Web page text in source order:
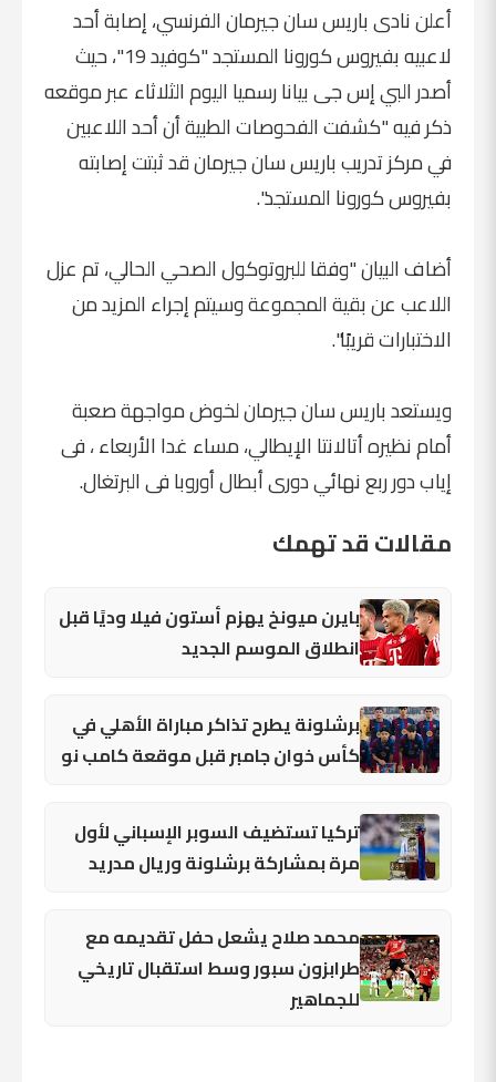
أعلن نادى باريس سان جيرمان الفرنسي، إصابة أحد
لاعبيه بفيروس كورونا المستجد "كوفيد 19"، حيث
أصدر البي إس جى بيانا رسميا اليوم الثلاثاء عبر موقعه
ذكر فيه "كشفت الفحوصات الطبية أن أحد اللاعبين
في مركز تدريب باريس سان جيرمان قد ثبتت إصابته
بفيروس كورونا المستجد".
أضاف البيان "وفقا للبروتوكول الصحي الحالي، تم عزل
اللاعب عن بقية المجموعة وسيتم إجراء المزيد من
الاختبارات قريبًا".
ويستعد باريس سان جيرمان لخوض مواجهة صعبة
أمام نظيره أتالانتا الإيطالي، مساء غدا الأربعاء ، فى
إياب دور ربع نهائي دورى أبطال أوروبا فى البرتغال.
مقالات قد تهمك
بايرن ميونخ يهزم أستون فيلا وديًا قبل
انطلاق الموسم الجديد
برشلونة يطرح تذاكر مباراة الأهلي في
كأس خوان جامبر قبل موقعة كامب نو
تركيا تستضيف السوبر الإسباني لأول
مرة بمشاركة برشلونة وريال مدريد
محمد صلاح يشعل حفل تقديمه مع
طرابزون سبور وسط استقبال تاريخي
للجماهير